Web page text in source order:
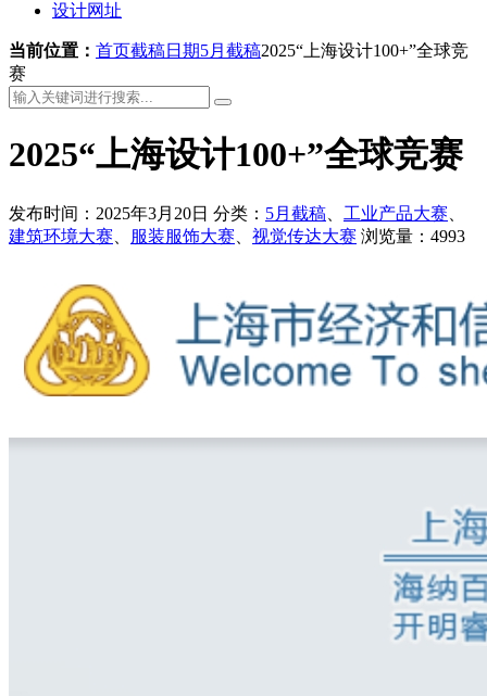
设计网址
当前位置： 首页截稿日期5月截稿2025“上海设计100+”全球竞
赛
2025“上海设计100+”全球竞赛
发布时间：2025年3月20日 分类： 5月截稿 工业产品大赛
建筑环境大赛
服装服饰大赛 视觉传达大赛 浏览量：4993